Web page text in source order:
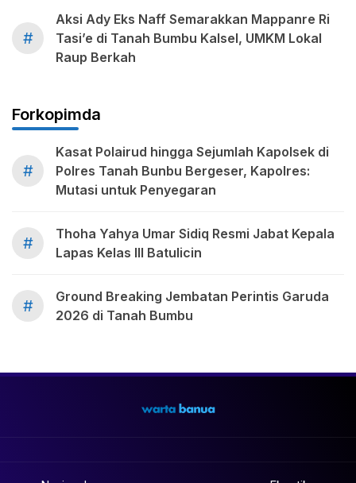
#
Aksi Ady Eks Naff Semarakkan Mappanre Ri
Tasi’e di Tanah Bumbu Kalsel, UMKM Lokal
Raup Berkah
Forkopimda
#
Kasat Polairud hingga Sejumlah Kapolsek di
Polres Tanah Bunbu Bergeser, Kapolres:
Mutasi untuk Penyegaran
#
Thoha Yahya Umar Sidiq Resmi Jabat Kepala
Lapas Kelas III Batulicin
#
Ground Breaking Jembatan Perintis Garuda
2026 di Tanah Bumbu